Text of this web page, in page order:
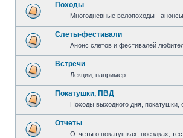
Походы
Многодневные велопоходы -
Слеты-фестивали
Анонс слетов и фестивалей
Встречи
Лекции, например.
Покатушки, ПВД
Походы выходного дня, покатушки,
Отчеты
Отчеты о покатушках, поездках,